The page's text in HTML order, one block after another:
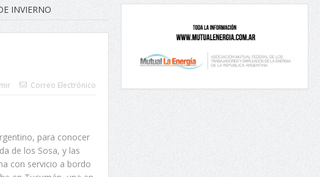
INVIERNO
Correo Electrónico
para conocer
de los Sosa, y las
con servicio a bordo